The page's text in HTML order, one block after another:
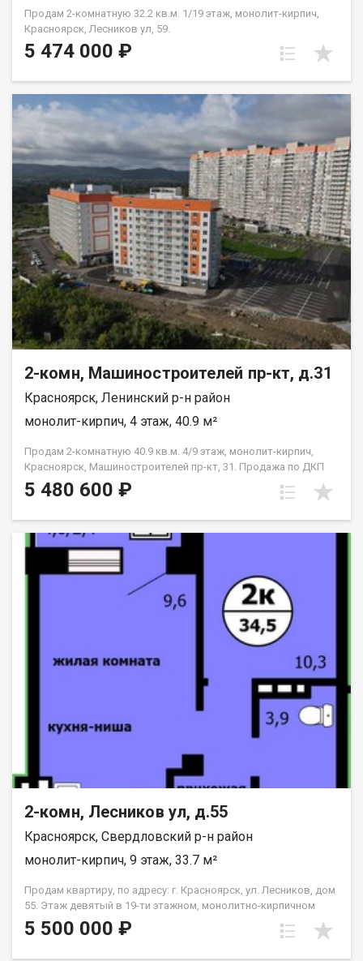
Продам 2-комнатную 32.2 кв.м. 1/19 этаж, монолит-кирпич,
Красноярск, Лесников ул, 59.
5 474 000 ₽
2-комн, Машиностроителей пр-кт, д.31
Красноярск, Ленинский р-н район
монолит-кирпич, 4 этаж, 40.9 м²
Продам 2-комнатную 40.9 кв.м. 4/9 этаж, монолит-кирпич,
Красноярск, Машиностроителей пр-кт, 31. Продажа по ДКП
НЕ ОТ ЗАСТРОЙЩИКА
5 480 600 ₽
2-комн, Лесников ул, д.55
Красноярск, Свердловский р-н район
монолит-кирпич, 9 этаж, 33.7 м²
Продам квартиру, по адресу: г. Красноярск, ул. Лесников, дом
55. Этаж девятый в 19-ти этажном, монолитно-кирпичном
доме. Общая площадь- 33.7 кв.м., кухня-гостиная-14,6 кв.м.,
спальня--10,3 кв.м. Предчистовая отделка от застройщика.
5 500 000 ₽